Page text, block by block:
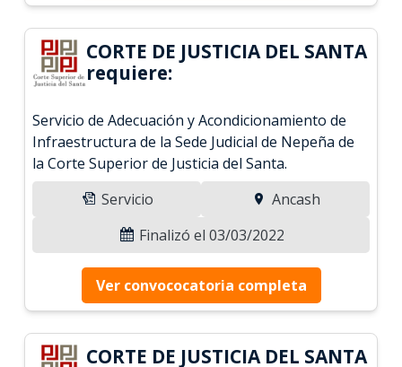
CORTE DE JUSTICIA DEL SANTA
requiere:
Servicio de Adecuación y Acondicionamiento de
Infraestructura de la Sede Judicial de Nepeña de
la Corte Superior de Justicia del Santa.
Servicio
Ancash
Finalizó el 03/03/2022
Ver convococatoria completa
CORTE DE JUSTICIA DEL SANTA